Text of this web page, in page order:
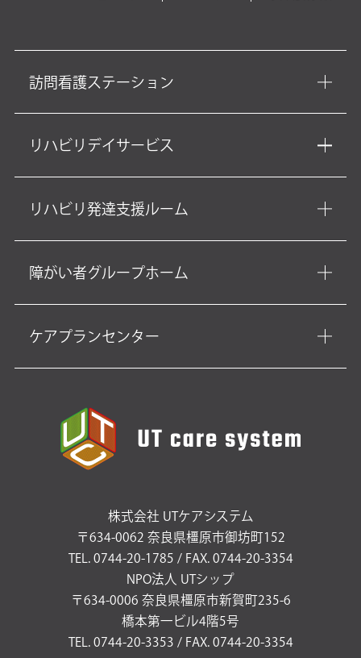
訪問看護ステーション
リハビリデイサービス
リハビリ発達支援ルーム
障がい者グループホーム
ケアプランセンター
株式会社 UTケアシステム
〒634-0062 奈良県橿原市御坊町152
TEL. 0744-20-1785 / FAX. 0744-20-3354
NPO法人 UTシップ
〒634-0006 奈良県橿原市新賀町235-6
橋本第一ビル4階5号
TEL. 0744-20-3353 / FAX. 0744-20-3354